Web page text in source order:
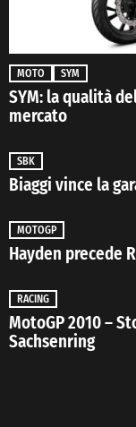
MOTO SYM
SYM: la qualità
mercato
SBK
Biaggi vince la
MOTOGP
Hayden precede
RACING
MotoGP 2010 –
Sachsenring